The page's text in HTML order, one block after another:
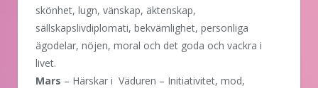
skönhet, lugn, vänskap, äktenskap,
sällskapslivdiplomati, bekvämlighet, personliga
ägodelar, nöjen, moral och det goda och vackra i
livet.
Mars – Härskar i Väduren – Initiativitet, mod,